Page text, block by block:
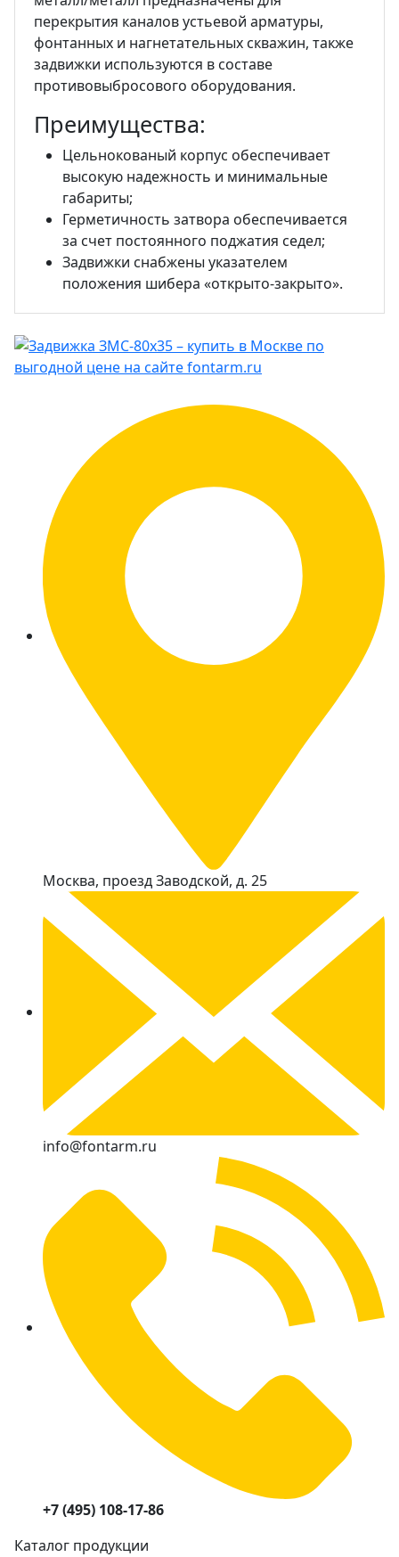
перекрытия каналов устьевой арматуры,
фонтанных и нагнетательных скважин, также
задвижки используются в составе
противовыбросового оборудования.
Преимущества:
Цельнокованый корпус обеспечивает
высокую надежность и минимальные
габариты;
Герметичность затвора обеспечивается
за счет постоянного поджатия седел;
Задвижки снабжены указателем
положения шибера «открыто-закрыто».
Москва, проезд Заводской, д. 25
info@fontarm.ru
+7 (495) 108-17-86
Каталог продукции